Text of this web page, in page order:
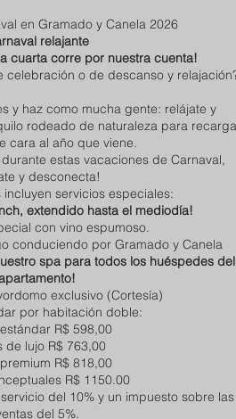
en Gramado y Canela 2026
relajante
cuarta corre por nuestra cuenta!
celebración o de descanso y
y haz como mucha gente: relájate y
rodeado de naturaleza para
cara al año que viene.
estas vacaciones de Carnaval,
y desconecta!
incluyen servicios especiales:
extendido hasta el mediodía!
con vino espumoso.
conduciendo por Gramado y Canela
spa para todos los huéspedes del
exclusivo (Cortesía)
por habitación doble:
R$ 598,00
de lujo R$ 763,00
R$ 818,00
R$ 1150.00
del 10% y un impuesto sobre las
del 5%.